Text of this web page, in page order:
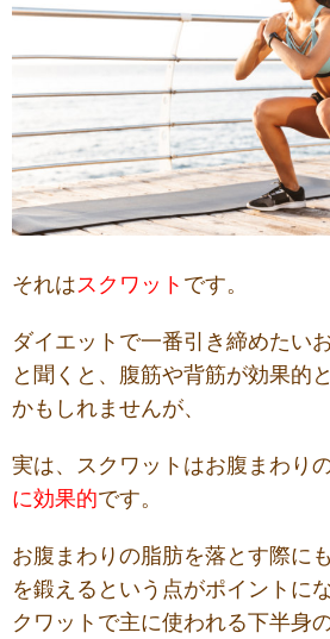
それはスクワット です。
ダイエットで一番引き締めたい
と聞くと、腹筋や背筋が効果的
かもしれませんが、
実は、スクワットはお腹まわり
に効果的です。
お腹まわりの脂肪を落とす際に
を鍛えるという点がポイントに
クワットで主に使われる下半身